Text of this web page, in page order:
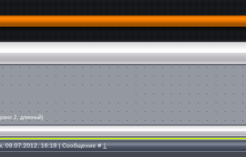
2, длинный)
09.07.2012, 16:18 | Сообщение #1